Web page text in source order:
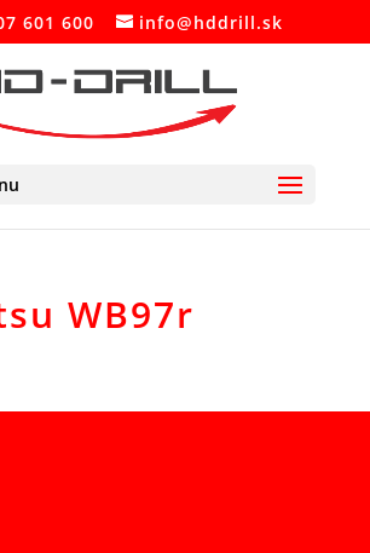
601 600 info@hddrill.sk
WB97r